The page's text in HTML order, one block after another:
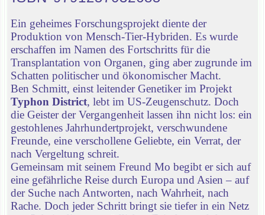
Ein geheimes Forschungsprojekt diente der
Produktion von Mensch-Tier-Hybriden. Es wurde
erschaffen im Namen des Fortschritts für die
Transplantation von Organen, ging aber zugrunde im
Schatten politischer und ökonomischer Macht.
Ben Schmitt, einst leitender Genetiker im Projekt
Typhon District, lebt im US-Zeugenschutz. Doch
die Geister der Vergangenheit lassen ihn nicht los: ein
gestohlenes Jahrhundertprojekt, verschwundene
Freunde, eine verschollene Geliebte, ein Verrat, der
nach Vergeltung schreit.
Gemeinsam mit seinem Freund Mo begibt er sich auf
eine gefährliche Reise durch Europa und Asien – auf
der Suche nach Antworten, nach Wahrheit, nach
Rache. Doch jeder Schritt bringt sie tiefer in ein Netz